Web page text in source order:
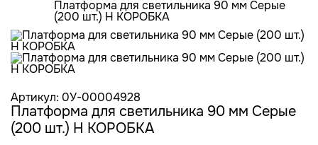
Платформа для светильника 90 мм Серые
(200 шт.) Н КОРОБКА
Артикул: 0У-00004928
Платформа для светильника 90 мм Серые
(200 шт.) Н КОРОБКА